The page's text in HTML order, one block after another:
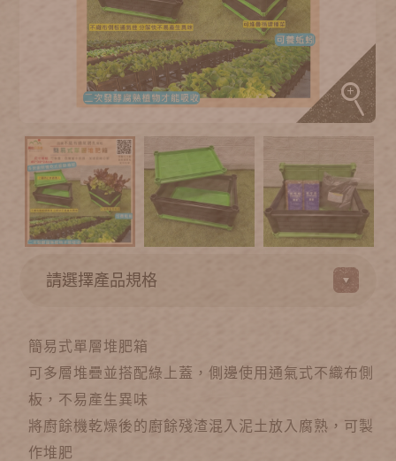
簡易式單層堆肥箱
可多層堆疊並搭配綠上蓋，側邊使用通氣式不織布側
板，不易產生異味
將廚餘機乾燥後的廚餘殘渣混入泥土放入腐熟，可製
作堆肥